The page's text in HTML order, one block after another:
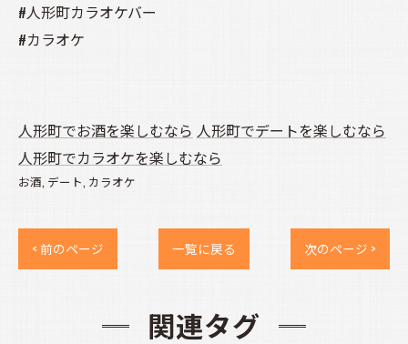
#人形町カラオケバー
#カラオケ
人形町でお酒を楽しむなら 人形町でデートを楽しむなら
人形町でカラオケを楽しむなら
お酒 デート カラオケ
< 前のページ 一覧に戻る 次のページ >
関連タグ